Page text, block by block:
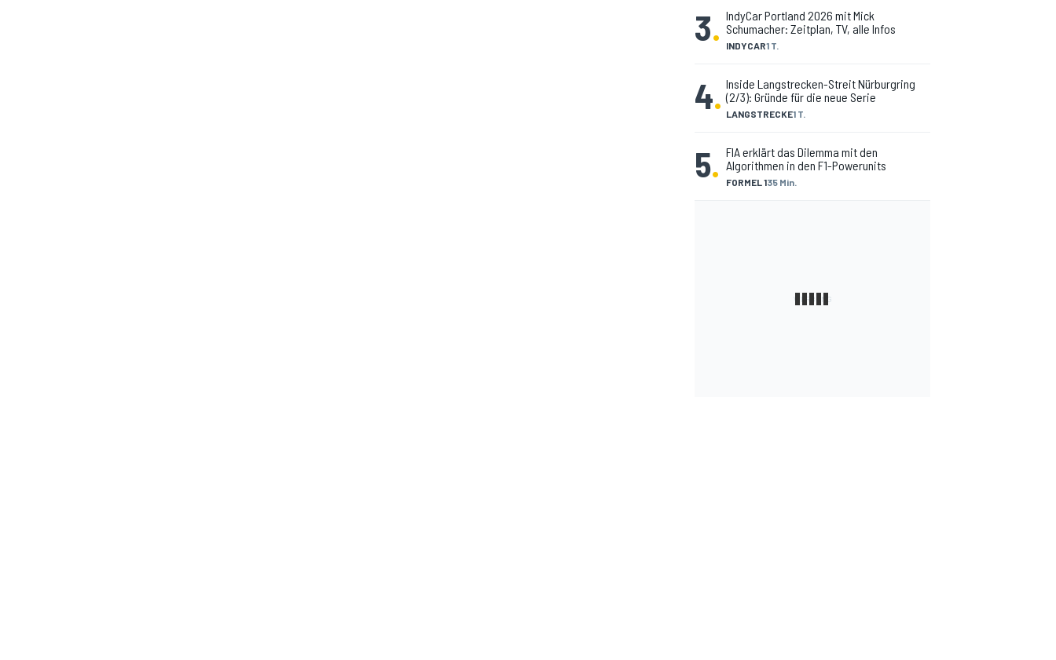
3. INDYCAR1 T.
IndyCar Portland 2026 mit Mick
Schumacher: Zeitplan, TV, alle Infos
4. LANGSTRECKE1 T.
Inside Langstrecken-Streit Nürburgring
(2/3): Gründe für die neue Serie
5. FORMEL 135 Min.
FIA erklärt das Dilemma mit den
Algorithmen in den F1-Powerunits